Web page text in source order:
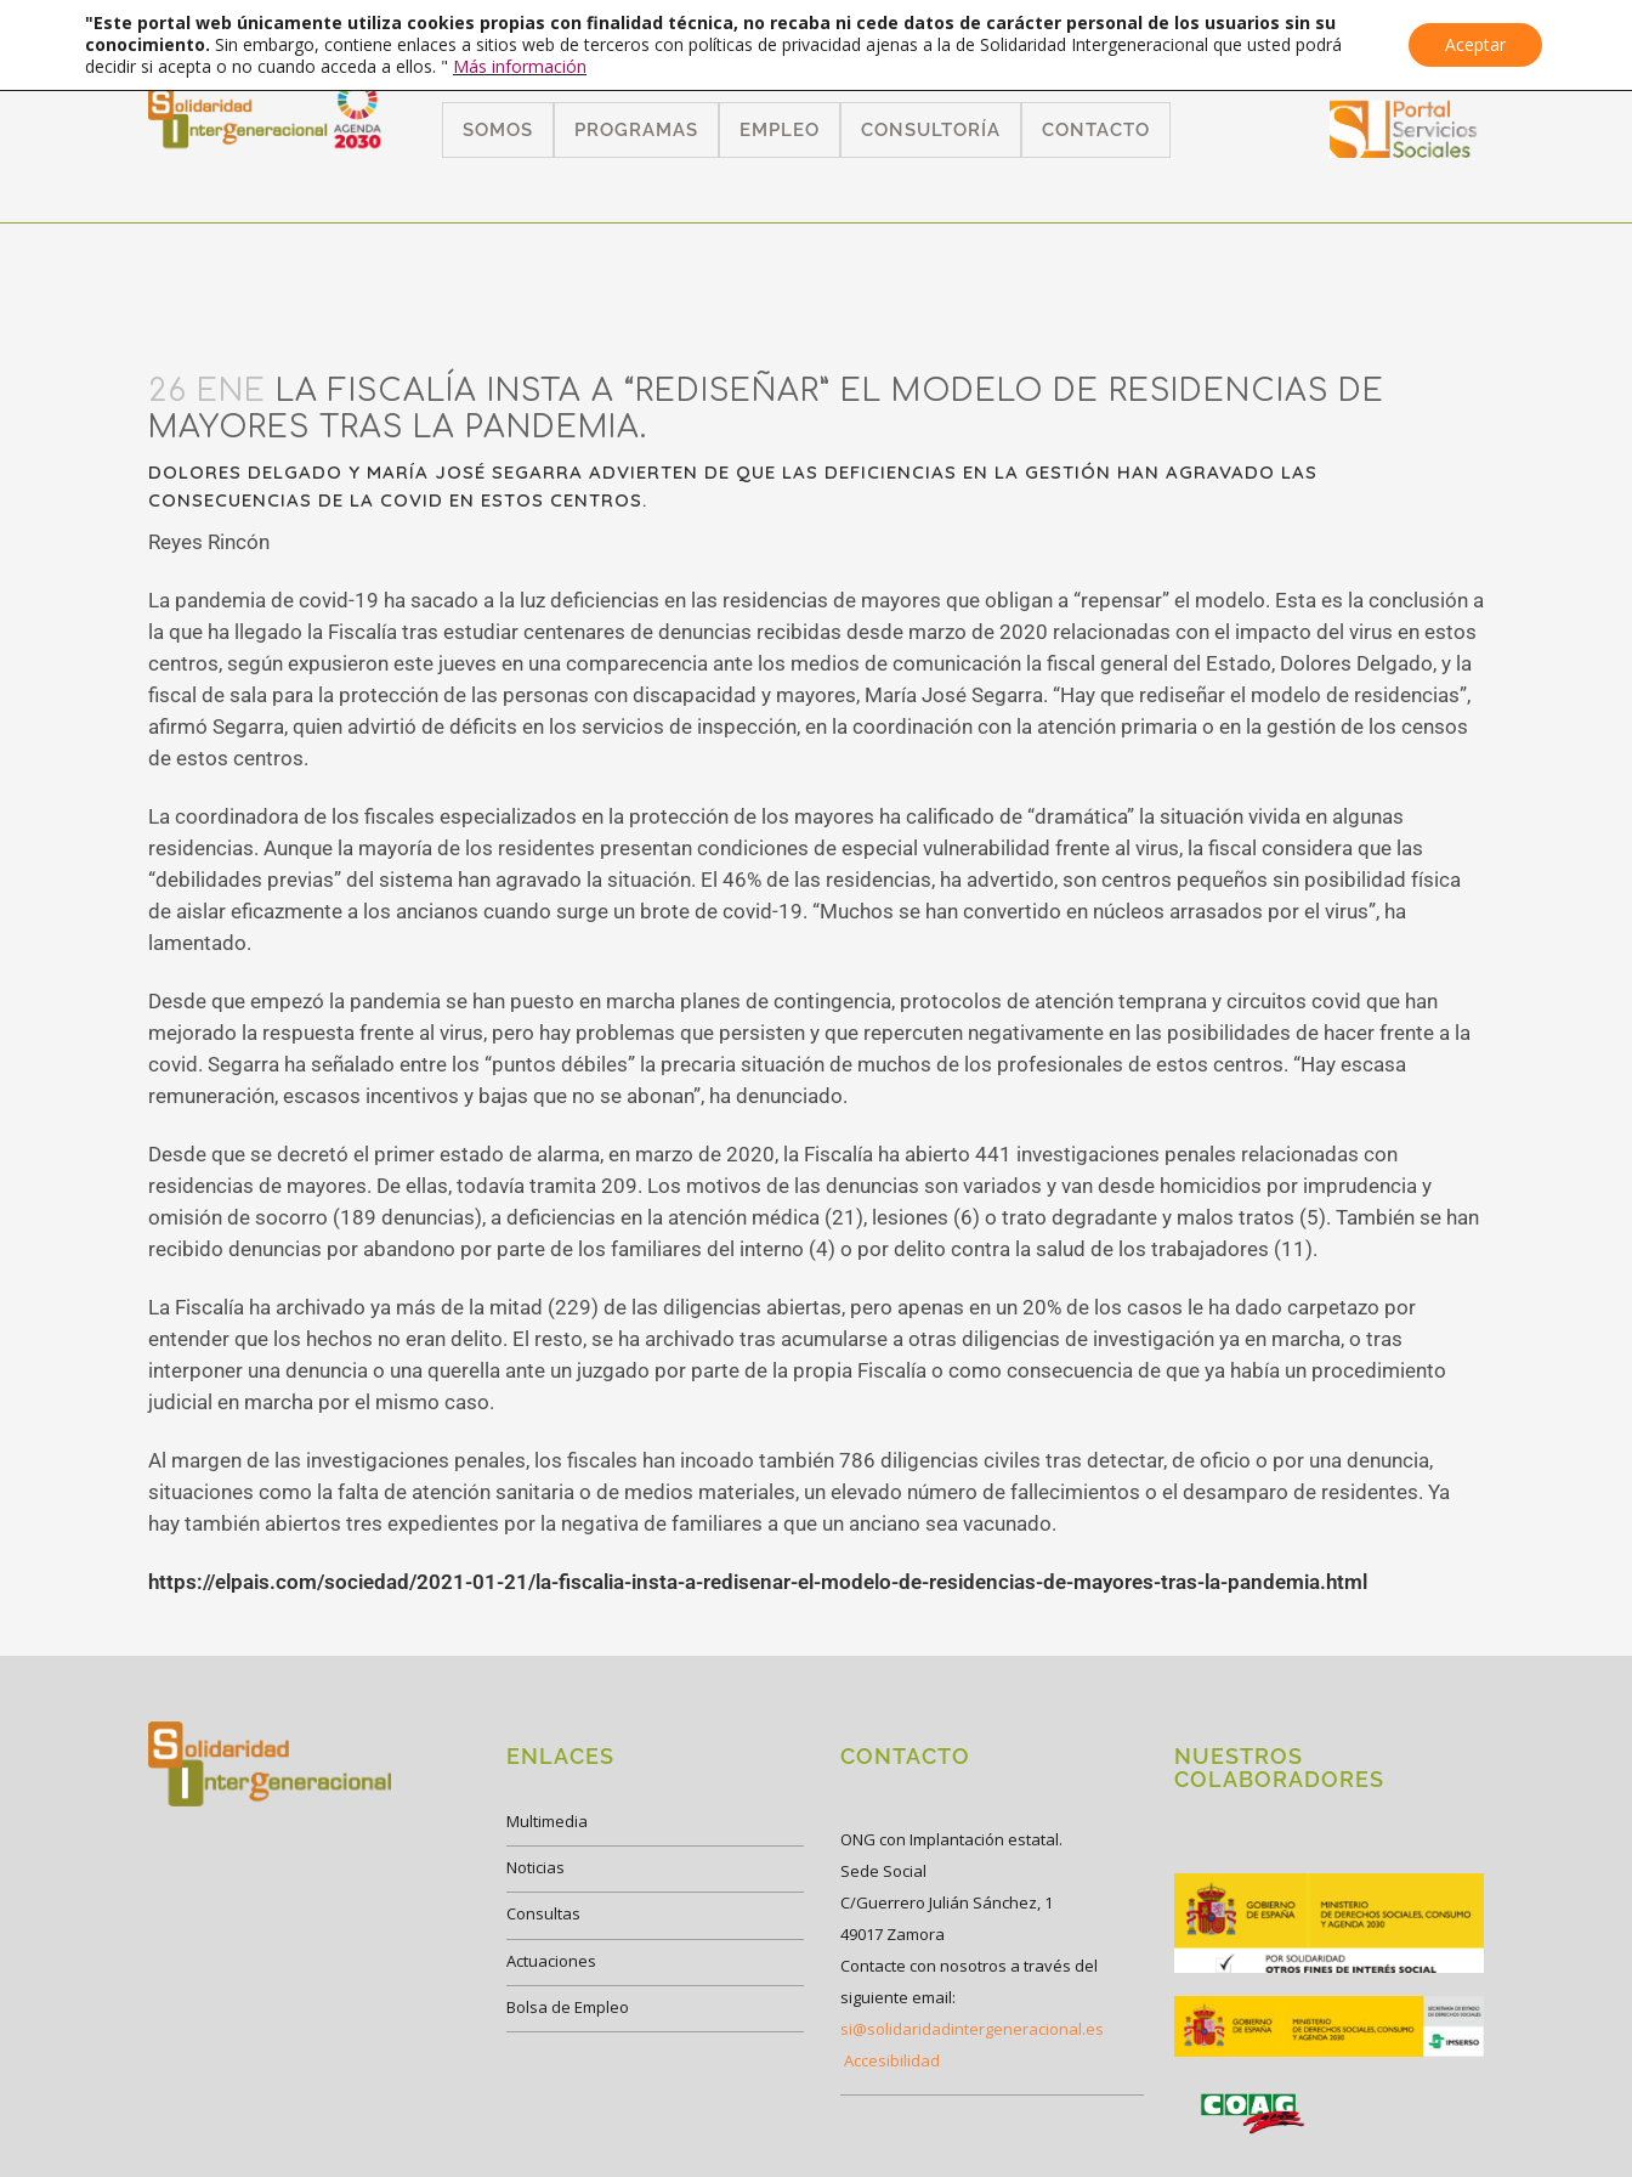
SOMOS PROGRAMAS EMPLEO CONSULTORÍA CONTACTO
26 ENE LA FISCALÍA INSTA A “REDISEÑAR” EL MODELO DE RESIDENCIAS DE
MAYORES TRAS LA PANDEMIA.
DOLORES DELGADO Y MARÍA JOSÉ SEGARRA ADVIERTEN DE QUE LAS DEFICIENCIAS EN LA GESTIÓN HAN AGRAVADO LAS
CONSECUENCIAS DE LA COVID EN ESTOS CENTROS.
Reyes Rincón
La pandemia de covid-19 ha sacado a la luz deficiencias en las residencias de mayores que obligan a “repensar” el modelo. Esta es la conclusión a
la que ha llegado la Fiscalía tras estudiar centenares de denuncias recibidas desde marzo de 2020 relacionadas con el impacto del virus en estos
centros, según expusieron este jueves en una comparecencia ante los medios de comunicación la fiscal general del Estado, Dolores Delgado, y la
fiscal de sala para la protección de las personas con discapacidad y mayores, María José Segarra. “Hay que rediseñar el modelo de residencias”,
afirmó Segarra, quien advirtió de déficits en los servicios de inspección, en la coordinación con la atención primaria o en la gestión de los censos
de estos centros.
La coordinadora de los fiscales especializados en la protección de los mayores ha calificado de “dramática” la situación vivida en algunas
residencias. Aunque la mayoría de los residentes presentan condiciones de especial vulnerabilidad frente al virus, la fiscal considera que las
“debilidades previas” del sistema han agravado la situación. El 46% de las residencias, ha advertido, son centros pequeños sin posibilidad física
de aislar eficazmente a los ancianos cuando surge un brote de covid-19. “Muchos se han convertido en núcleos arrasados por el virus”, ha
lamentado.
Desde que empezó la pandemia se han puesto en marcha planes de contingencia, protocolos de atención temprana y circuitos covid que han
mejorado la respuesta frente al virus, pero hay problemas que persisten y que repercuten negativamente en las posibilidades de hacer frente a la
covid. Segarra ha señalado entre los “puntos débiles” la precaria situación de muchos de los profesionales de estos centros. “Hay escasa
remuneración, escasos incentivos y bajas que no se abonan”, ha denunciado.
Desde que se decretó el primer estado de alarma, en marzo de 2020, la Fiscalía ha abierto 441 investigaciones penales relacionadas con
residencias de mayores. De ellas, todavía tramita 209. Los motivos de las denuncias son variados y van desde homicidios por imprudencia y
omisión de socorro (189 denuncias), a deficiencias en la atención médica (21), lesiones (6) o trato degradante y malos tratos (5). También se han
recibido denuncias por abandono por parte de los familiares del interno (4) o por delito contra la salud de los trabajadores (11).
La Fiscalía ha archivado ya más de la mitad (229) de las diligencias abiertas, pero apenas en un 20% de los casos le ha dado carpetazo por
entender que los hechos no eran delito. El resto, se ha archivado tras acumularse a otras diligencias de investigación ya en marcha, o tras
interponer una denuncia o una querella ante un juzgado por parte de la propia Fiscalía o como consecuencia de que ya había un procedimiento
judicial en marcha por el mismo caso.
Al margen de las investigaciones penales, los fiscales han incoado también 786 diligencias civiles tras detectar, de oficio o por una denuncia,
situaciones como la falta de atención sanitaria o de medios materiales, un elevado número de fallecimientos o el desamparo de residentes. Ya
hay también abiertos tres expedientes por la negativa de familiares a que un anciano sea vacunado.
https://elpais.com/sociedad/2021-01-21/la-fiscalia-insta-a-redisenar-el-modelo-de-residencias-de-mayores-tras-la-pandemia.html
ENLACES
Multimedia
Noticias
Consultas
Actuaciones
Bolsa de Empleo
CONTACTO
ONG con Implantación estatal.
Sede Social
C/Guerrero Julián Sánchez, 1
49017 Zamora
Contacte con nosotros a través del
siguiente email:
si@solidaridadintergeneracional.es
Accesibilidad
NUESTROS
COLABORADORES
"Este portal web únicamente utiliza cookies propias con finalidad técnica, no recaba ni cede datos de carácter personal de los usuarios sin su
conocimiento. Sin embargo, contiene enlaces a sitios web de terceros con políticas de privacidad ajenas a la de Solidaridad Intergeneracional que usted podrá
decidir si acepta o no cuando acceda a ellos. " Más información
Aceptar